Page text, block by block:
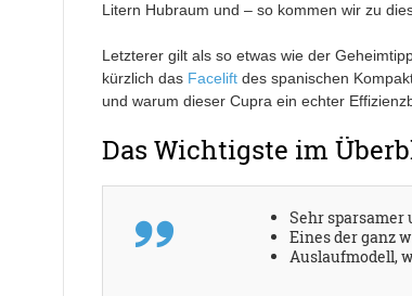
Litern Hubraum und – so kommen wir zu
Letzterer gilt als so etwas wie der
kürzlich das Faceliftdes spanischen
und warum dieser Cupra ein echter
Das Wichtigste im
Sehr
Eines der ganz
Auslaufmodell,